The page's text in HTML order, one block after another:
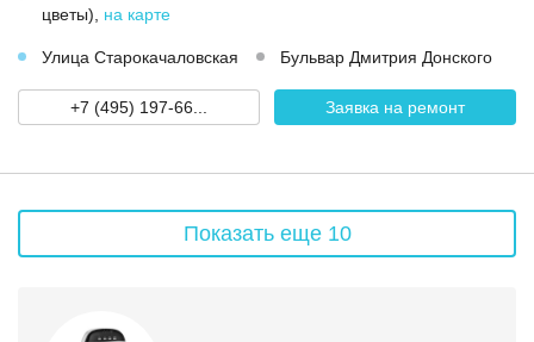
цветы)
на карте
Улица Старокачаловская Бульвар Дмитрия Донского
+7 (495) 197-66... Заявка на ремонт
Показать еще 10